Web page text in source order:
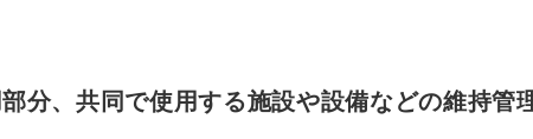
分、共同で使用する施設や設備などの維持管